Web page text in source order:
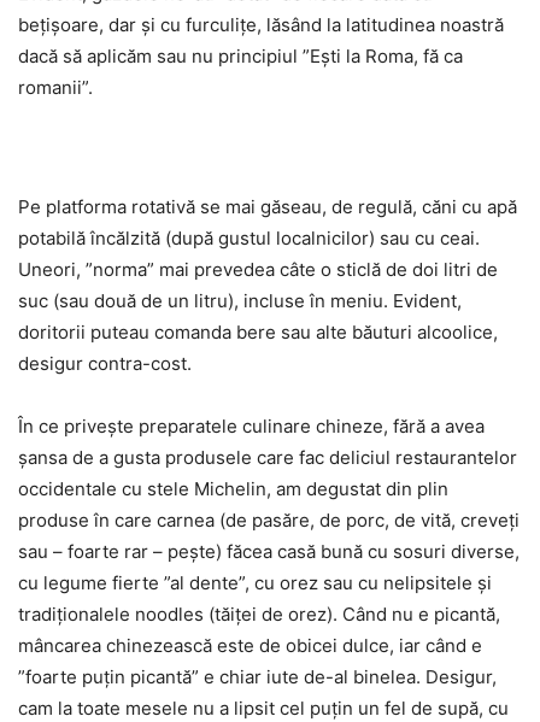
bețișoare, dar și cu furculițe, lăsând la latitudinea noastră
dacă să aplicăm sau nu principiul ”Ești la Roma, fă ca
romanii”.
Pe platforma rotativă se mai găseau, de regulă, căni cu apă
potabilă încălzită (după gustul localnicilor) sau cu ceai.
Uneori, ”norma” mai prevedea câte o sticlă de doi litri de
suc (sau două de un litru), incluse în meniu. Evident,
doritorii puteau comanda bere sau alte băuturi alcoolice,
desigur contra-cost.
În ce privește preparatele culinare chineze, fără a avea
șansa de a gusta produsele care fac deliciul restaurantelor
occidentale cu stele Michelin, am degustat din plin
produse în care carnea (de pasăre, de porc, de vită, creveți
sau – foarte rar – pește) făcea casă bună cu sosuri diverse,
cu legume fierte ”al dente”, cu orez sau cu nelipsitele și
tradiționalele noodles (tăiței de orez). Când nu e picantă,
mâncarea chinezească este de obicei dulce, iar când e
”foarte puțin picantă” e chiar iute de-al binelea. Desigur,
cam la toate mesele nu a lipsit cel puțin un fel de supă, cu